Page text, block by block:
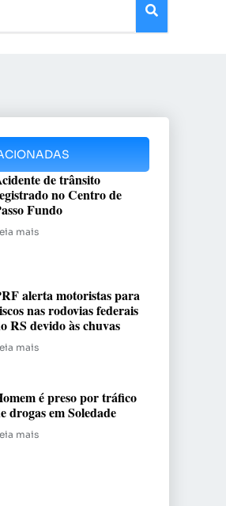
de trânsito
no Centro de
Fundo
mais
alerta motoristas para
nas rodovias federais
RS devido às chuvas
mais
é preso por tráfico
drogas em Soledade
mais